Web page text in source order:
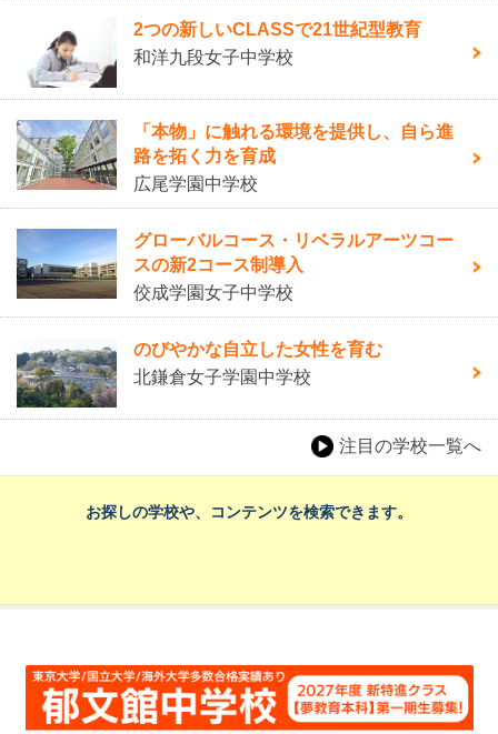
2つの新しいCLASSで21世紀型教育
和洋九段女子中学校
「本物」に触れる環境を提供し、自ら進
路を拓く力を育成
広尾学園中学校
グローバルコース・リベラルアーツコー
スの新2コース制導入
佼成学園女子中学校
のびやかな自立した女性を育む
北鎌倉女子学園中学校
注目の学校一覧へ
お探しの学校や、コンテンツを検索できます。